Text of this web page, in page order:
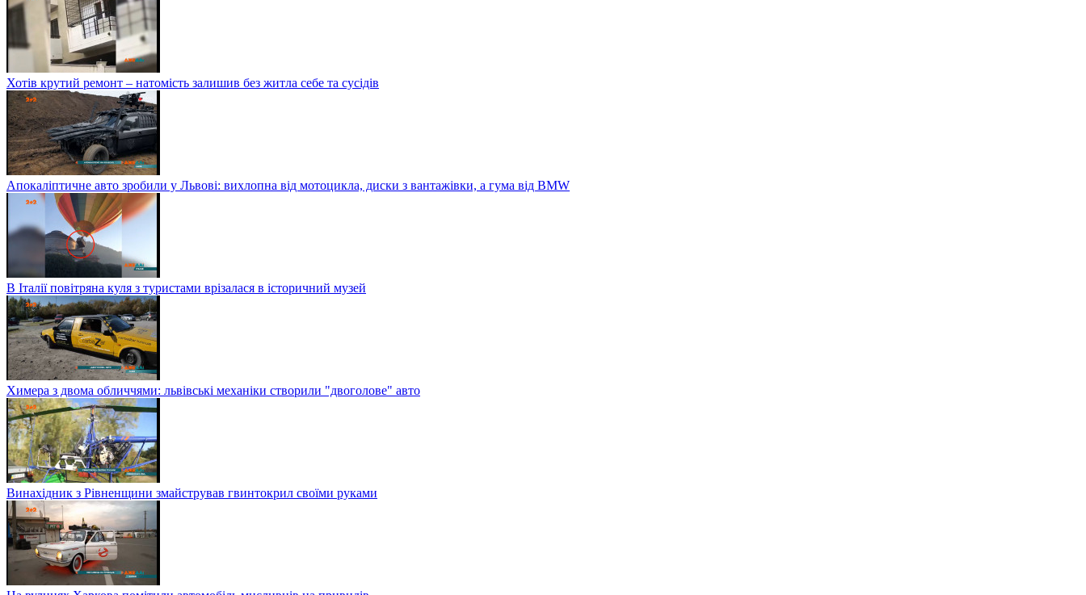
Хотів крутий ремонт – натомість залишив без житла себе та сусідів
Апокаліптичне авто зробили у Львові: вихлопна від мотоцикла, диски з вантажівки, а гума від BMW
В Італії повітряна куля з туристами врізалася в історичний музей
Химера з двома обличчями: львівські механіки створили "двоголове" авто
Винахідник з Рівненщини змайстрував гвинтокрил своїми руками